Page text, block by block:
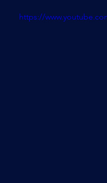
https://